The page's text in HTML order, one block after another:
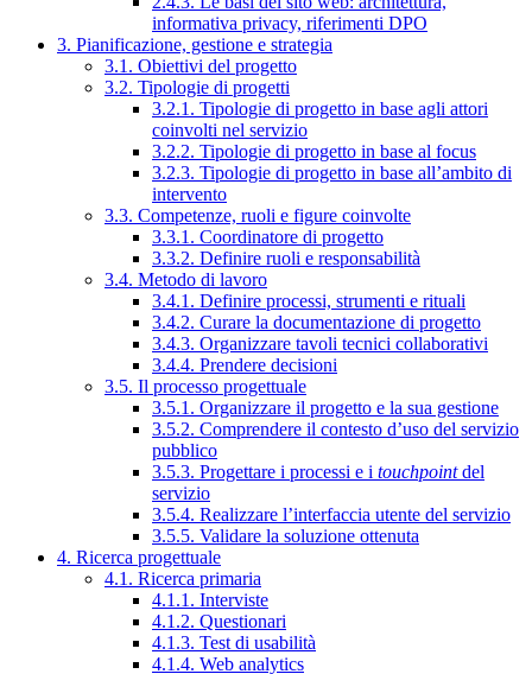
informativa privacy, riferimenti DPO
3. Pianificazione, gestione e strategia
3.1. Obiettivi del progetto
3.2. Tipologie di progetti
3.2.1. Tipologie di progetto in base agli attori
coinvolti nel servizio
3.2.2. Tipologie di progetto in base al focus
3.2.3. Tipologie di progetto in base all’ambito di
intervento
3.3. Competenze, ruoli e figure coinvolte
3.3.1. Coordinatore di progetto
3.3.2. Definire ruoli e responsabilità
3.4. Metodo di lavoro
3.4.1. Definire processi, strumenti e rituali
3.4.2. Curare la documentazione di progetto
3.4.3. Organizzare tavoli tecnici collaborativi
3.4.4. Prendere decisioni
3.5. Il processo progettuale
3.5.1. Organizzare il progetto e la sua gestione
3.5.2. Comprendere il contesto d’uso del servizio
pubblico
3.5.3. Progettare i processi e i touchpointdel
servizio
3.5.4. Realizzare l’interfaccia utente del servizio
3.5.5. Validare la soluzione ottenuta
4. Ricerca progettuale
4.1. Ricerca primaria
4.1.1. Interviste
4.1.2. Questionari
4.1.3. Test di usabilità
4.1.4. Web analytics